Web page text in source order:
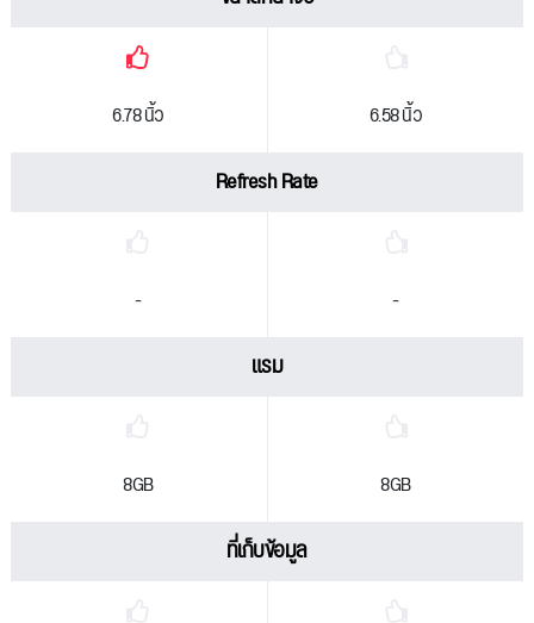
6.78 นิ้ว 6.58 นิ้ว
Refresh Rate
- -
แรม
8GB 8GB
ที่เก็บข้อมูล